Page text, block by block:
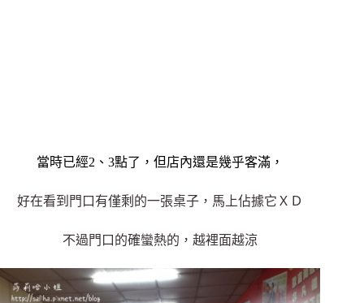
當時已經2、3點了，但店內還是幾乎客滿，
好在看到門口有僅剩的一張桌子，馬上佔據它ＸＤ
不過門口的確蠻熱的，越裡面越涼